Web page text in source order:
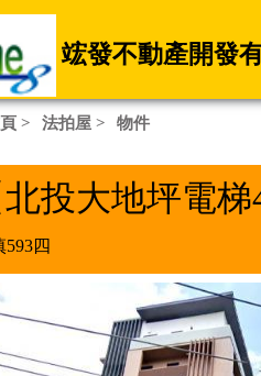
竤發不動產開發
> 法拍屋 > 物件
投大地坪電
593四